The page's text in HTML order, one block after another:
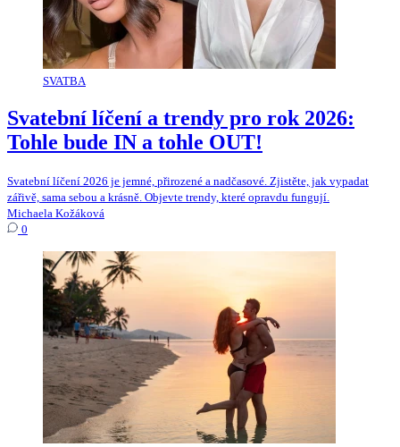
SVATBA
Svatební líčení a trendy pro rok 2026:
Tohle bude IN a tohle OUT!
Svatební líčení 2026 je jemné, přirozené a nadčasové. Zjistěte, jak vypadat
zářivě, sama sebou a krásně. Objevte trendy, které opravdu fungují.
Michaela Kožáková
0